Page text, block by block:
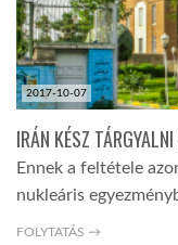
2017-10-07
IRÁN KÉSZ
Ennek a feltétele
nukleáris
FOLYTATÁS →